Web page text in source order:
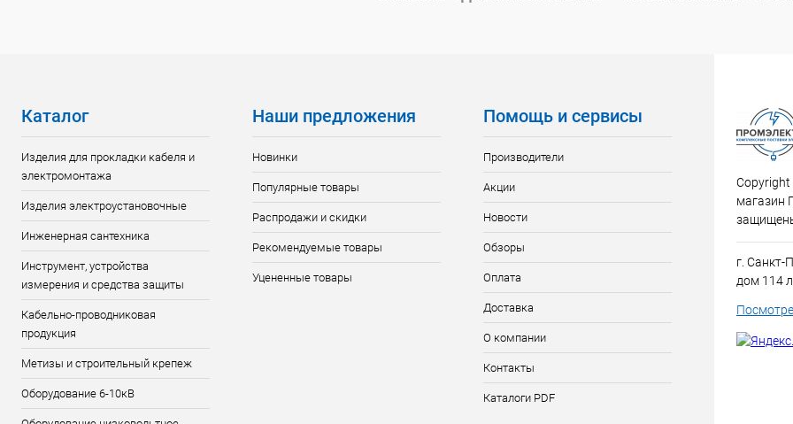
Каталог
Изделия для прокладки кабеля и
электромонтажа
Изделия электроустановочные
Инженерная сантехника
Инструмент, устройства
измерения и средства защиты
Кабельно-проводниковая
продукция
Метизы и строительный крепеж
Оборудование 6-10кВ
Наши предложения
Новинки
Популярные товары
Распродажи и скидки
Рекомендуемые товары
Уцененные товары
Помощь и сервисы
Производители
Акции
Новости
Обзоры
Оплата
Доставка
О компании
Контакты
Каталоги PDF
Copyright
магазин
г. Санкт-
дом 114